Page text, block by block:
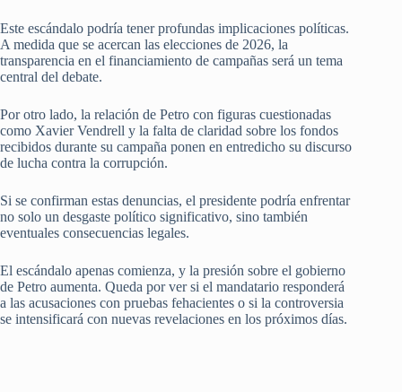
Este escándalo podría tener profundas implicaciones políticas.
A medida que se acercan las elecciones de 2026, la
transparencia en el financiamiento de campañas será un tema
central del debate.
Por otro lado, la relación de Petro con figuras cuestionadas
como Xavier Vendrell y la falta de claridad sobre los fondos
recibidos durante su campaña ponen en entredicho su discurso
de lucha contra la corrupción.
Si se confirman estas denuncias, el presidente podría enfrentar
no solo un desgaste político significativo, sino también
eventuales consecuencias legales.
El escándalo apenas comienza, y la presión sobre el gobierno
de Petro aumenta. Queda por ver si el mandatario responderá
a las acusaciones con pruebas fehacientes o si la controversia
se intensificará con nuevas revelaciones en los próximos días.